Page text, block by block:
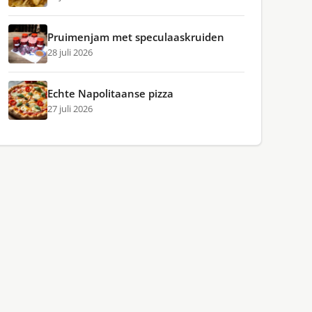
Pruimenjam met speculaaskruiden
28 juli 2026
Echte Napolitaanse pizza
27 juli 2026